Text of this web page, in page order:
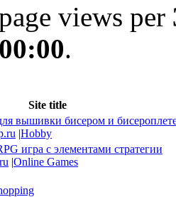
views per
.
Site title
вышивки бисером и
|Hobby
игра с элементами стратегии
|Online Games